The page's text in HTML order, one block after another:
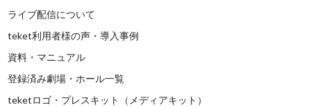
ライブ配信について
teket利用者様の声・導入事例
資料・マニュアル
登録済み劇場・ホール一覧
teketロゴ・プレスキット（メディアキット）